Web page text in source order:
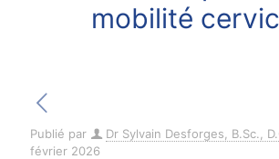
mobilité
Publié par Dr Sylvain Desforges, B.Sc.,
février 2026